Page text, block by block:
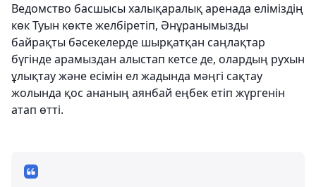
Ведомство басшысы халықаралық аренада еліміздің
көк Туын көкте желбіретіп, Әнұранымызды
байрақты бәсекелерде шырқатқан саңлақтар
бүгінде арамыздан алыстап кетсе де, олардың рухын
ұлықтау және есімін ел жадында мәңгі сақтау
жолында қос ананың аянбай еңбек етіп жүргенін
атап өтті.